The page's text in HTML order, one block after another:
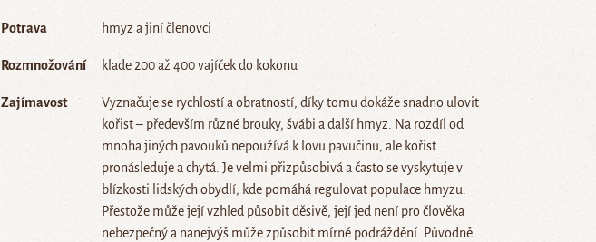
Potrava hmyz a jiní členovci
Rozmnožování klade 200 až 400 vajíček do kokonu
Zajímavost
Vyznačuje se rychlostí a obratností, díky tomu dokáže snadno ulovit
kořist – především různé brouky, švábi a další hmyz. Na rozdíl od
mnoha jiných pavouků nepoužívá k lovu pavučinu, ale kořist
pronásleduje a chytá. Je velmi přizpůsobivá a často se vyskytuje v
blízkosti lidských obydlí, kde pomáhá regulovat populace hmyzu.
Přestože může její vzhled působit děsivě, její jed není pro člověka
nebezpečný a nanejvýš může způsobit mírné podráždění. Původně